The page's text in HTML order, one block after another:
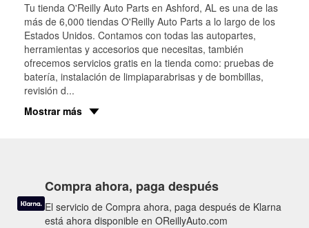
Tu tienda O'Reilly Auto Parts en Ashford, AL es una de las
más de 6,000 tiendas O'Reilly Auto Parts a lo largo de los
Estados Unidos. Contamos con todas las autopartes,
herramientas y accesorios que necesitas, también
ofrecemos servicios gratis en la tienda como: pruebas de
batería, instalación de limpiaparabrisas y de bombillas,
revisión d...
Mostrar más
Compra ahora, paga después
El servicio de Compra ahora, paga después de Klarna
está ahora disponible en OReillyAuto.com